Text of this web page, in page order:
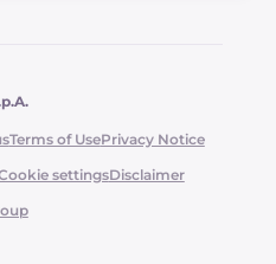
Terms of UsePrivacy Notice
settingsDisclaimer